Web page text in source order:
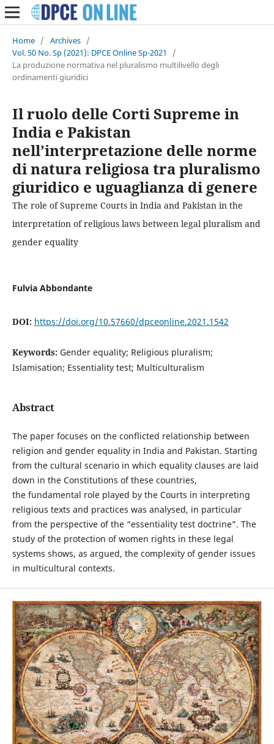
Home / Archives /
Vol. 50 No. Sp (2021): DPCE Online Sp-2021
/
La produzione normativa nel pluralismo multilivello degli
ordinamenti giuridici
Il ruolo delle Corti Supreme in
India e Pakistan
nell’interpretazione delle norme
di natura religiosa tra pluralismo
giuridico e uguaglianza di genere
The role of Supreme Courts in India and Pakistan in the
interpretation of religious laws between legal pluralism and
gender equality
Fulvia Abbondante
DOI: https://doi.org/10.57660/dpceonline.2021.1542
Keywords: Gender equality; Religious pluralism;
Islamisation; Essentiality test; Multiculturalism
Abstract
The paper focuses on the conflicted relationship between
religion and gender equality in India and Pakistan. Starting
from the cultural scenario in which equality clauses are laid
down in the Constitutions of these countries,
the fundamental role played by the Courts in interpreting
religious texts and practices was analysed, in particular
from the perspective of the “essentiality test doctrine”. The
study of the protection of women rights in these legal
systems shows, as argued, the complexity of gender issues
in multicultural contexts.